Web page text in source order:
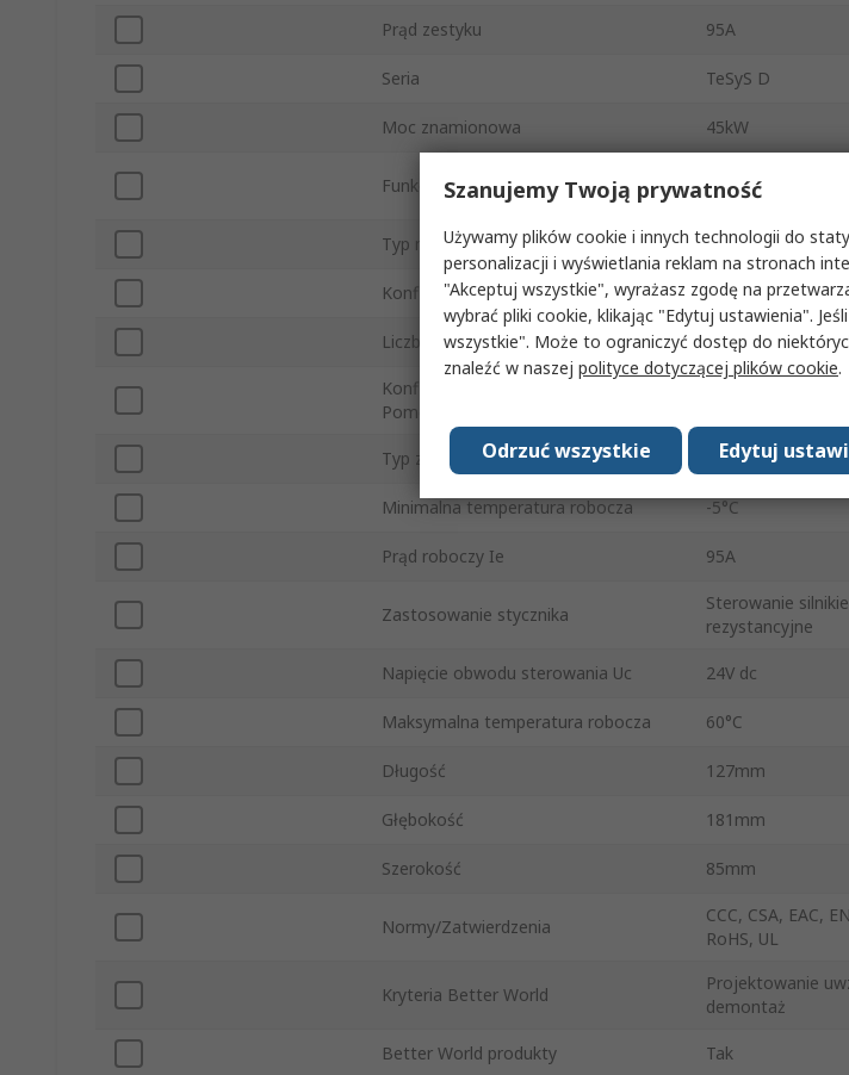
Prąd zestyku 95A
Seria TeSyS D
Moc znamionowa 45kW
Funkcja
rezystancyjne
Typ montażu Szyna DIN
Konfiguracja w stanie normalnym 3 NO
Liczba styków dodatkowych 2
Konfiguracja Stykó Dodatkowych
Pomocniczych
Typ złącza Śruba
Minimalna temperatura robocza -5°C
Prąd roboczy Ie 95A
Zastosowanie stycznika
Sterowanie
rezystancyjne
Napięcie obwodu sterowania Uc 24V dc
Maksymalna temperatura robocza 60°C
Długość 127mm
Głębokość 181mm
Szerokość 85mm
Normy/Zatwierdzenia
CCC, CSA, EAC,
RoHS, UL
Kryteria Better World
Projektowanie
demontaż
Better World produkty Tak
Szanujemy Twoją prywatność
Używamy plików cookie i innych technologii do
personalizacji i wyświetlania reklam na stronach
"Akceptuj wszystkie", wyrażasz zgodę na
wybrać pliki cookie, klikając "Edytuj ustawienia".
wszystkie". Może to ograniczyć dostęp do
znaleźć w naszej polityce dotyczącej plików cookie.
Edytuj
Odrzuć wszystkie